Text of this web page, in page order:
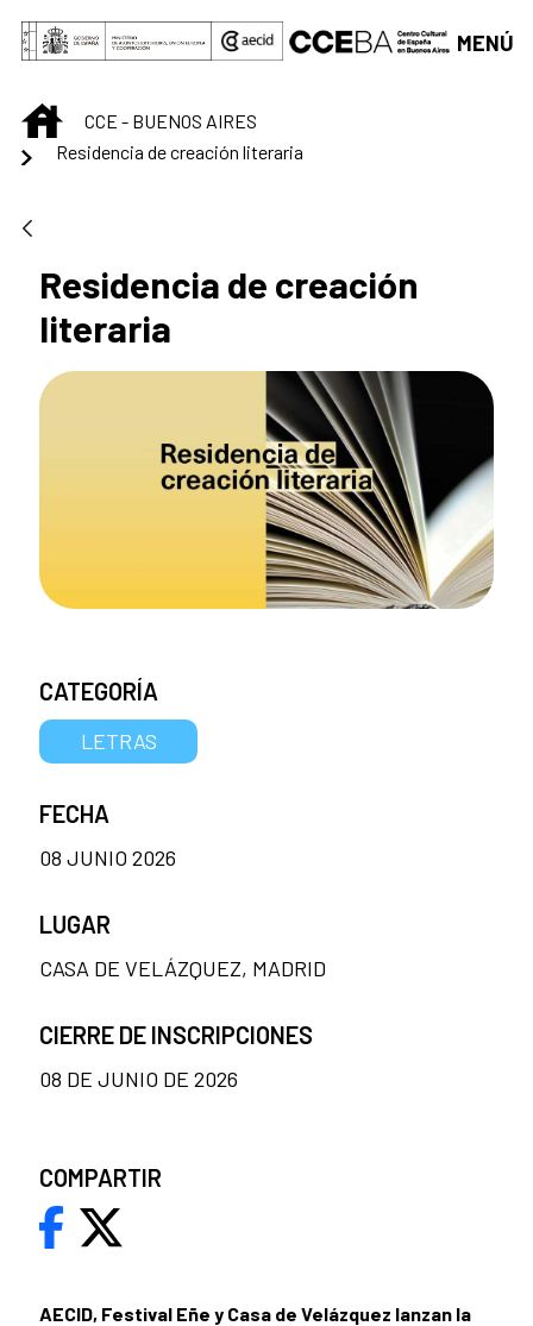
Saltar al contenido principal
MENÚ
INICIOCCE - BUENOS AIRES
Residencia de creación literaria
Residencia de creación
literaria
AECID, Festival Eñe y Casa de Velázquez lanzan la
CATEGORÍA
LETRAS
FECHA
08 JUNIO 2026
LUGAR
CASA DE VELÁZQUEZ, MADRID
CIERRE DE INSCRIPCIONES
08 DE JUNIO DE 2026
COMPARTIR